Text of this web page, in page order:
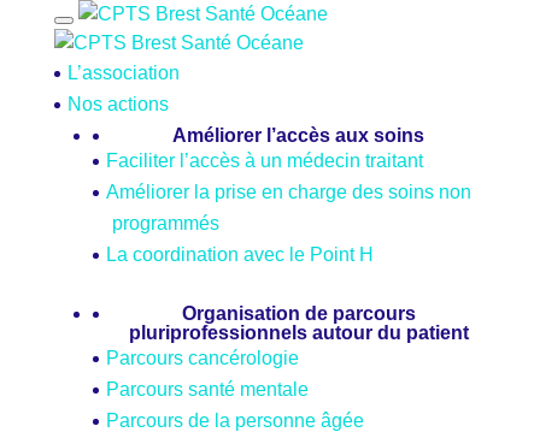
L’association
Nos actions
Améliorer l’accès aux soins
Faciliter l’accès à un médecin traitant
Améliorer la prise en charge des soins non
programmés
La coordination avec le Point H
Organisation de parcours
pluriprofessionnels autour du patient
Parcours cancérologie
Parcours santé mentale
Parcours de la personne âgée